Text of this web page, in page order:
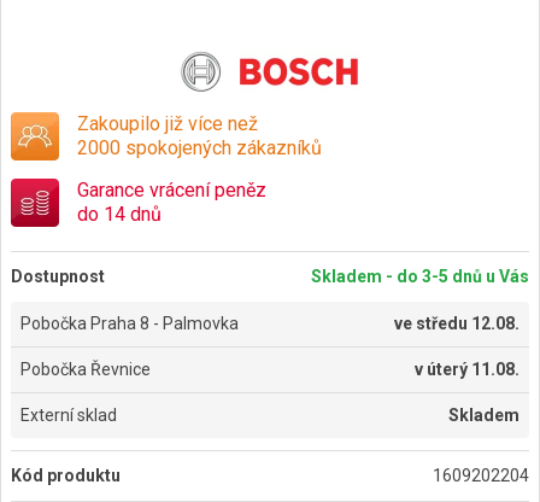
Zakoupilo již více než
2000 spokojených zákazníků
Garance vrácení peněz
do 14 dnů
Dostupnost Skladem - do 3-5 dnů u Vás
Pobočka Praha 8 - Palmovka ve středu 12.08.
Pobočka Řevnice v úterý 11.08.
Externí sklad Skladem
Kód produktu 1609202204